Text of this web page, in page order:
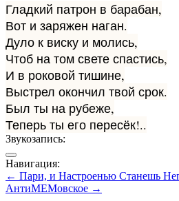
Гладкий патрон в барабан,
Вот и заряжен наган.
Дуло к виску и молись,
Чтоб на том свете спастись,
И в роковой тишине,
Выстрел окончил твой срок.
Был ты на рубеже,
Теперь ты его пересёк!..
Звукозапись:
Навигация:
← Пари, и Настроенью Станешь
АнтиМЕМовское →